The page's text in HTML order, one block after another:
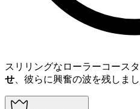
スリリングなローラーコース
せ 、彼らに興奮の波を残しまし